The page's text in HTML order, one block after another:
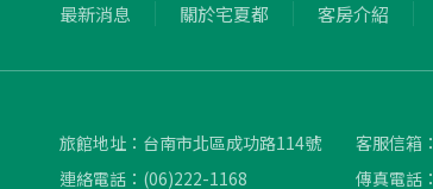
最新消息 關於宅夏都 客房介紹
旅館地址： 台南市北區成功路114號 客服信箱：
連絡電話： (06)222-1168 傳真電話：